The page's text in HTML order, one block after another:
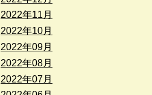
2022年11月
2022年10月
2022年09月
2022年08月
2022年07月